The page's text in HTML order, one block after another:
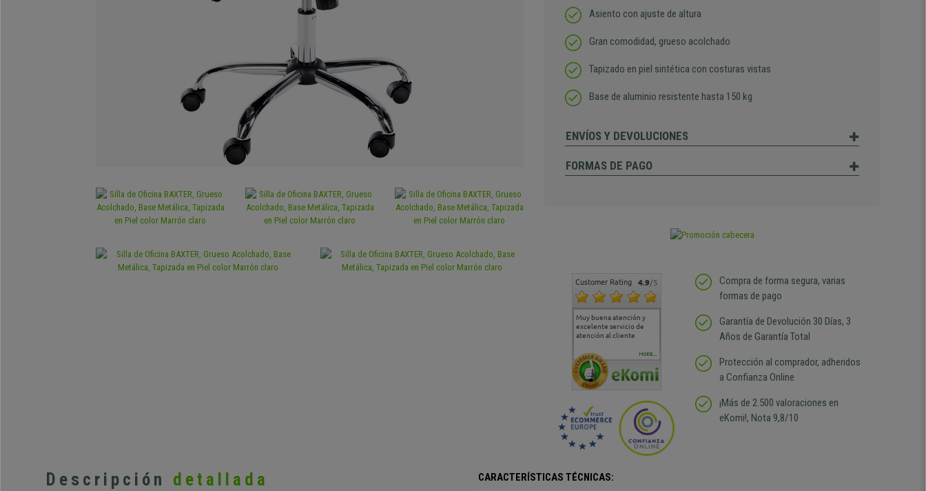
Asiento con ajuste de altura
Gran comodidad, grueso acolchado
Tapizado en piel sintética con costuras vistas
Base de aluminio resistente hasta 150 kg
ENVÍOS Y DEVOLUCIONES
FORMAS DE PAGO
Customer Rating 4.9/5
Muy buena atención y
excelente servicio de
atención al cliente
Muy buena atención de
cara al asesoramiento
comercial y el envío ha
Si estoy contento
Excelente relacion
calidad precio Plazo de
MORE...
Compra de forma segura, varias
formas de pago
Garantía de Devolución 30 Días, 3
Años de Garantía Total
Protección al comprador, adheridos
a Confianza Online
¡Más de 2.500 valoraciones en
eKomi!, Nota 9,8/10
Descripción detallada
CARACTERÍSTICAS TÉCNICAS: